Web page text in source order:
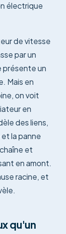
électrique
de vitesse
par un
présente un
Mais en
on voit
en
des liens,
la panne
et
en amont.
racine, et
qu'un